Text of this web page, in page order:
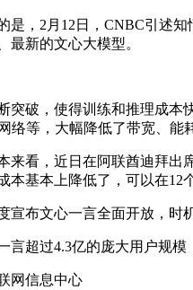
，2月12日，CNBC引述知
最新的文心大模型。
破，使得训练和推理成本快
络等，大幅降低了带宽、能
看，近日在阿联酋迪拜出席
本基本上降低了，可以在12
布文心一言全面开放，时机
超过4.3亿的庞大用户规模
网信息中心